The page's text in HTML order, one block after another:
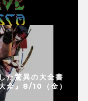
た驚異の大全書
全』8/10（金）